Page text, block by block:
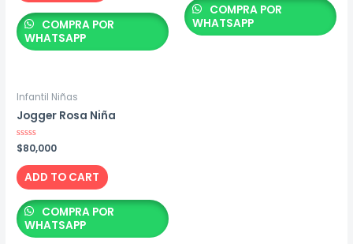
COMPRA POR
WHATSAPP
COMPRA POR
WHATSAPP
Infantil Niñas
Jogger Rosa Niña
Rated
0
out
of
5
$80,000
ADD TO CART
COMPRA POR
WHATSAPP